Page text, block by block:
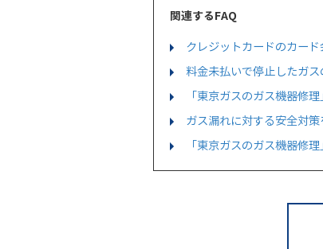
関連するFAQ
クレジットカードのカー
料金未払いで停止したガ
「東京ガスのガス機器修
ガス漏れに対する安全対策
「東京ガスのガス機器修